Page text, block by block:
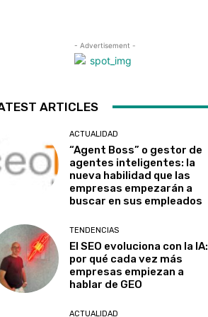
- Advertisement -
ARTICLES
ACTUALIDAD
“Agent Boss” o gestor de
agentes inteligentes: la
nueva habilidad que las
empresas empezarán a
buscar en sus empleados
TENDENCIAS
El SEO evoluciona con la IA:
por qué cada vez más
empresas empiezan a
hablar de GEO
ACTUALIDAD